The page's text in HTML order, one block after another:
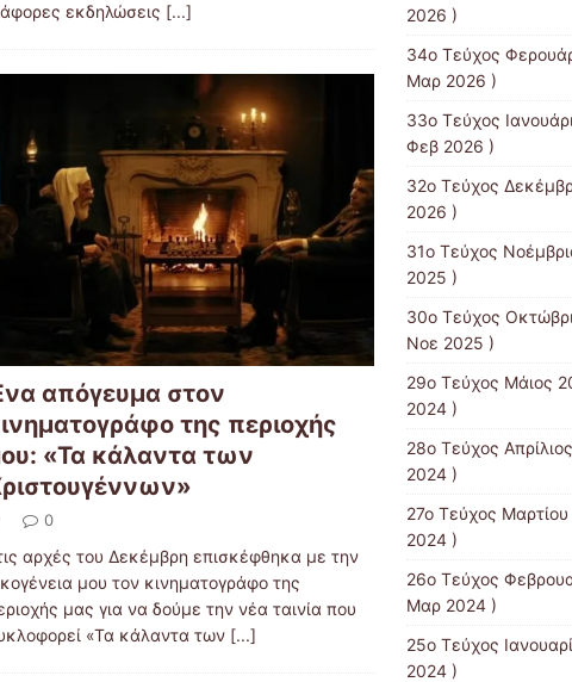
εκδηλώσεις [...]
απόγευμα στον
της περιοχής
«Τα κάλαντα των
0
αρχές του Δεκέμβρη επισκέφθηκα με την
μου τον κινηματογράφο της
μας για να δούμε την νέα ταινία που
«Τα κάλαντα των [...]
2026 )
34ο Τεύχος
Μαρ 2026 )
33ο Τεύχος
Φεβ 2026 )
32ο Τεύχος
2026 )
31ο Τεύχος
2025 )
30ο Τεύχος
Νοε 2025 )
29ο Τεύχος Μάιος
2024 )
28ο Τεύχος
2024 )
27ο Τεύχος
2024 )
26ο Τεύχος
Μαρ 2024 )
25ο Τεύχος
2024 )